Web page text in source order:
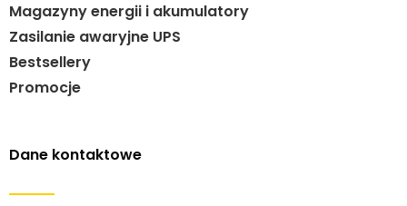
Magazyny energii i akumulatory
Zasilanie awaryjne UPS
Bestsellery
Promocje
Dane kontaktowe